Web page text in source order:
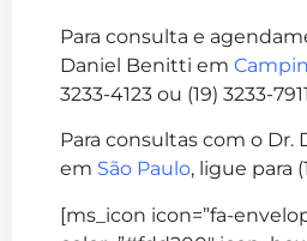
Para consulta e
Daniel Benitti em
3233-4123 ou (19) 3233-
Para consultas com o Dr.
em São Paulo, ligue para
[ms_icon icon=”fa-